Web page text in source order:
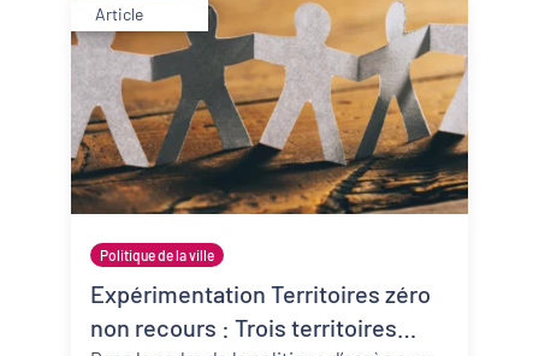
Article
Politique de la ville
Expérimentation Territoires zéro
non recours : Trois territoires